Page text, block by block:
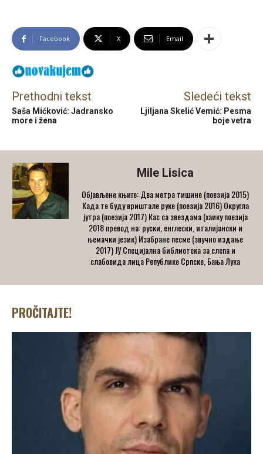
Facebook X Email
Prethodni tekst
Saša Mićković: Jadransko
more i žena
Sledeći tekst
Ljiljana Skelić Vemić: Pesma
boje vetra
Mile Lisica
Објављене књиге: Два метра тишине (поезија 2015)
Када те буду вриштале руке (поезија 2016) Округла
јутра (поезија 2017) Кас са звездама (хаику поезија
2018 превод на: руски, енглески, италијански и
њемачки језик) Изабране песме (звучно издање
2017) ЈУ Специјална библиотека за слепа и
слабовида лица Републике Српске, Бања Лука
PROČITAJTE!